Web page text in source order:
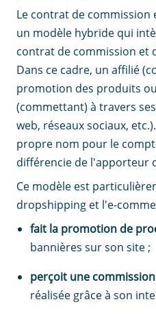
Le contrat de
un modèle hybride qui
contrat de commission et
Dans ce cadre, un affilié
promotion des produits
(commettant) à travers
web, réseaux sociaux,
propre nom pour le
différencie de l'apporteur
Ce modèle est
dropshipping et l'e-
fait la promotion de
bannières sur son site ;
perçoit une
réalisée grâce à son